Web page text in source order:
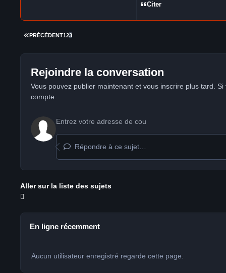
Citer
PREMIÈRE PAGE
PRÉCÉDENT123
Rejoindre la conversation
Vous pouvez publier maintenant et vous inscrire plus tard. Si
compte.
Répondre à ce sujet…
Aller sur la liste des sujets
En ligne récemment
Aucun utilisateur enregistré regarde cette page.